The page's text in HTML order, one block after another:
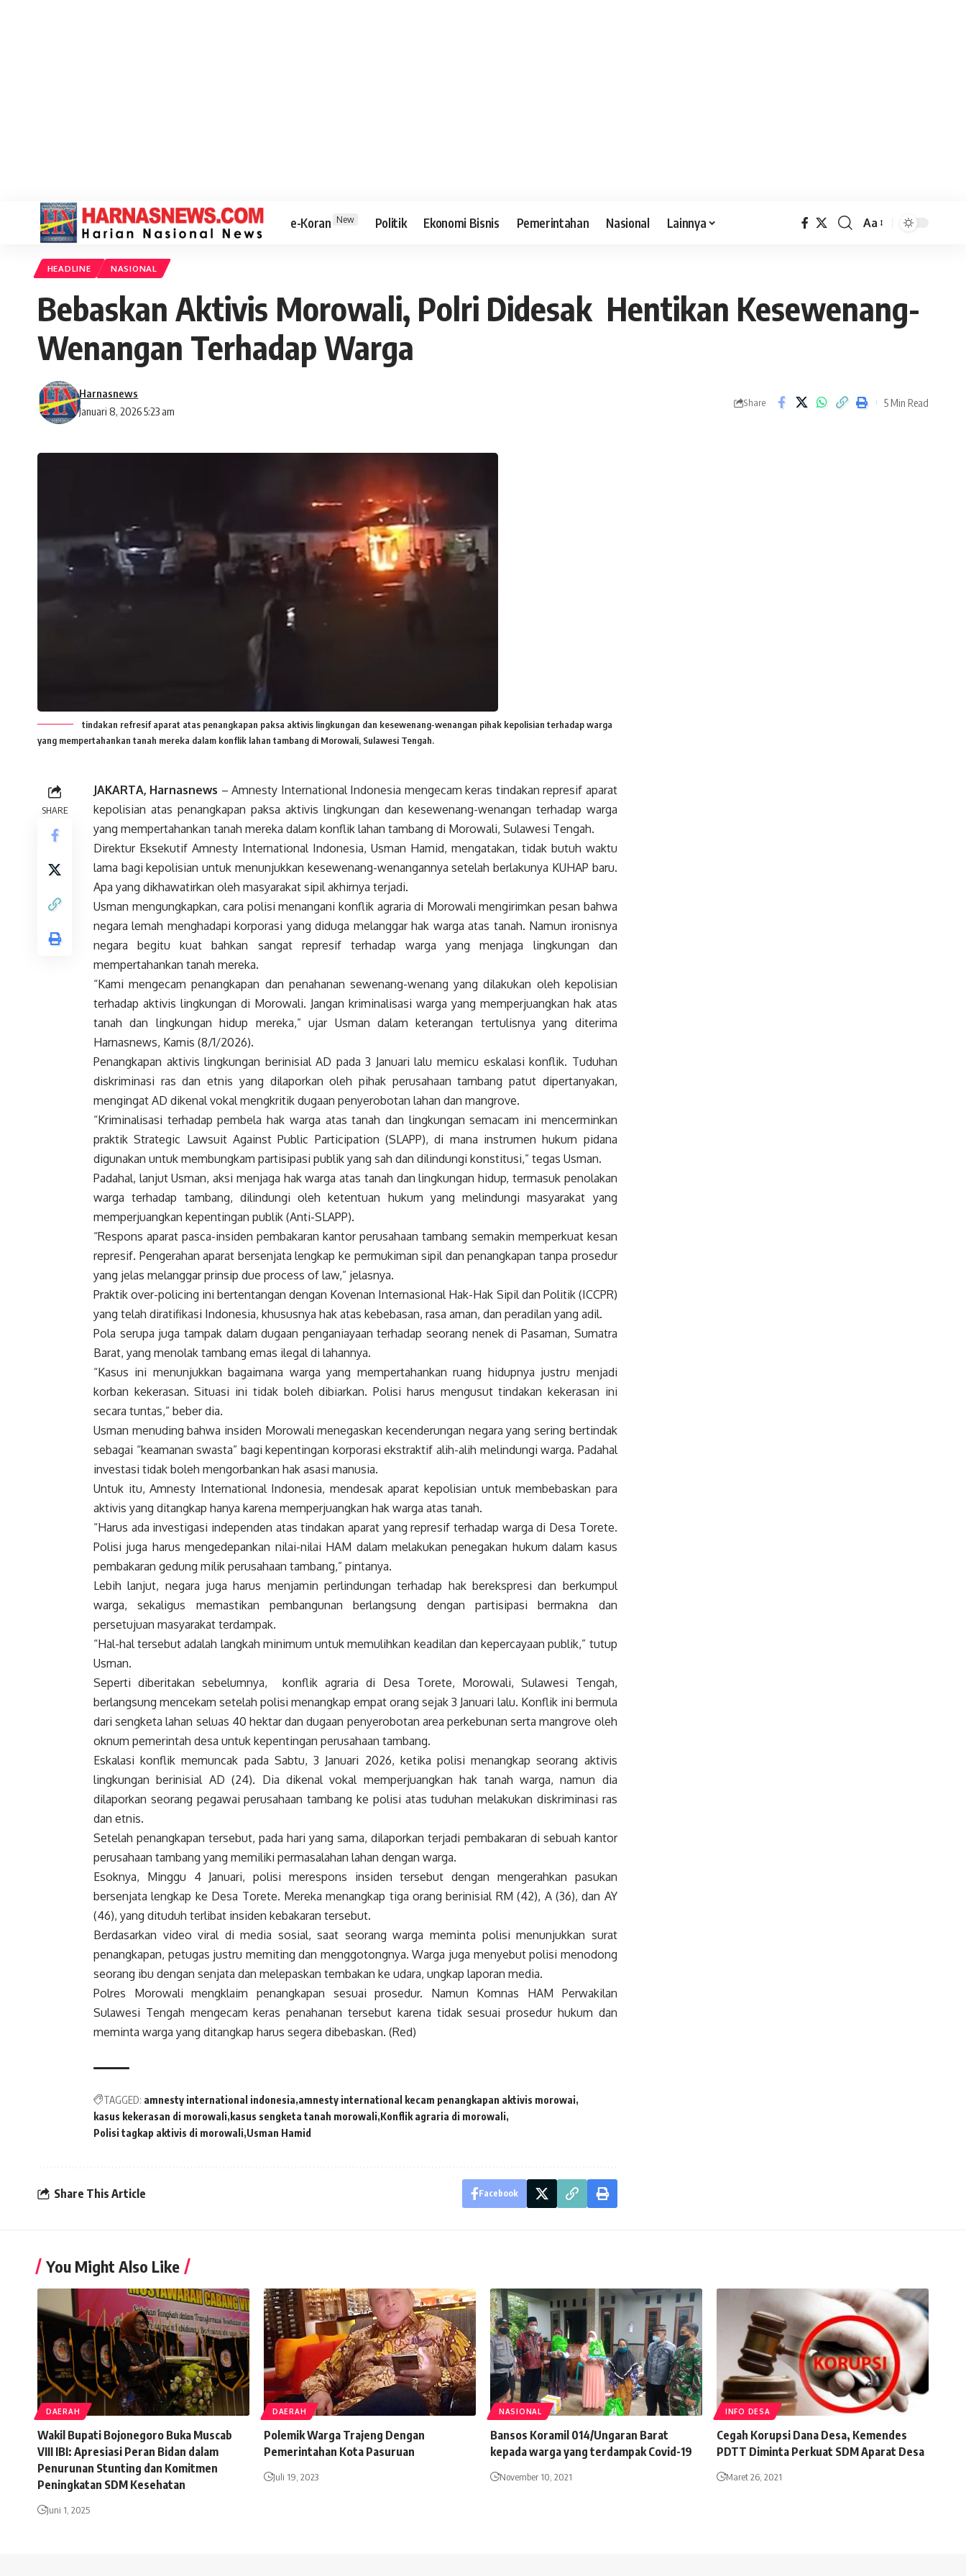
e-Koran New Politik Ekonomi Bisnis Pemerintahan Nasional Lainnya Aa
HEADLINE NASIONAL
Bebaskan Aktivis Morowali, Polri Didesak Hentikan Kesewenang-
Wenangan Terhadap Warga
Januari 8, 2026 5:23 am
Harnasnews
Share 5 Min Read
tindakan refresif aparat atas penangkapan paksa aktivis lingkungan dan kesewenang-wenangan pihak kepolisian terhadap warga
yang mempertahankan tanah mereka dalam konflik lahan tambang di Morowali, Sulawesi Tengah.
SHARE
JAKARTA, Harnasnews – Amnesty International Indonesia mengecam keras tindakan represif aparat
kepolisian atas penangkapan paksa aktivis lingkungan dan kesewenang-wenangan terhadap warga
yang mempertahankan tanah mereka dalam konflik lahan tambang di Morowali, Sulawesi Tengah.
Direktur Eksekutif Amnesty International Indonesia, Usman Hamid, mengatakan, tidak butuh waktu
lama bagi kepolisian untuk menunjukkan kesewenang-wenangannya setelah berlakunya KUHAP baru.
Apa yang dikhawatirkan oleh masyarakat sipil akhirnya terjadi.
Usman mengungkapkan, cara polisi menangani konflik agraria di Morowali mengirimkan pesan bahwa
negara lemah menghadapi korporasi yang diduga melanggar hak warga atas tanah. Namun ironisnya
negara begitu kuat bahkan sangat represif terhadap warga yang menjaga lingkungan dan
mempertahankan tanah mereka.
“Kami mengecam penangkapan dan penahanan sewenang-wenang yang dilakukan oleh kepolisian
terhadap aktivis lingkungan di Morowali. Jangan kriminalisasi warga yang memperjuangkan hak atas
tanah dan lingkungan hidup mereka,” ujar Usman dalam keterangan tertulisnya yang diterima
Harnasnews, Kamis (8/1/2026).
Penangkapan aktivis lingkungan berinisial AD pada 3 Januari lalu memicu eskalasi konflik. Tuduhan
diskriminasi ras dan etnis yang dilaporkan oleh pihak perusahaan tambang patut dipertanyakan,
mengingat AD dikenal vokal mengkritik dugaan penyerobotan lahan dan mangrove.
“Kriminalisasi terhadap pembela hak warga atas tanah dan lingkungan semacam ini mencerminkan
praktik Strategic Lawsuit Against Public Participation (SLAPP), di mana instrumen hukum pidana
digunakan untuk membungkam partisipasi publik yang sah dan dilindungi konstitusi,” tegas Usman.
Padahal, lanjut Usman, aksi menjaga hak warga atas tanah dan lingkungan hidup, termasuk penolakan
warga terhadap tambang, dilindungi oleh ketentuan hukum yang melindungi masyarakat yang
memperjuangkan kepentingan publik (Anti-SLAPP).
“Respons aparat pasca-insiden pembakaran kantor perusahaan tambang semakin memperkuat kesan
represif. Pengerahan aparat bersenjata lengkap ke permukiman sipil dan penangkapan tanpa prosedur
yang jelas melanggar prinsip due process of law,” jelasnya.
Praktik over-policing ini bertentangan dengan Kovenan Internasional Hak-Hak Sipil dan Politik (ICCPR)
yang telah diratifikasi Indonesia, khususnya hak atas kebebasan, rasa aman, dan peradilan yang adil.
Pola serupa juga tampak dalam dugaan penganiayaan terhadap seorang nenek di Pasaman, Sumatra
Barat, yang menolak tambang emas ilegal di lahannya.
“Kasus ini menunjukkan bagaimana warga yang mempertahankan ruang hidupnya justru menjadi
korban kekerasan. Situasi ini tidak boleh dibiarkan. Polisi harus mengusut tindakan kekerasan ini
secara tuntas,” beber dia.
Usman menuding bahwa insiden Morowali menegaskan kecenderungan negara yang sering bertindak
sebagai “keamanan swasta” bagi kepentingan korporasi ekstraktif alih-alih melindungi warga. Padahal
investasi tidak boleh mengorbankan hak asasi manusia.
Untuk itu, Amnesty International Indonesia, mendesak aparat kepolisian untuk membebaskan para
aktivis yang ditangkap hanya karena memperjuangkan hak warga atas tanah.
“Harus ada investigasi independen atas tindakan aparat yang represif terhadap warga di Desa Torete.
Polisi juga harus mengedepankan nilai-nilai HAM dalam melakukan penegakan hukum dalam kasus
pembakaran gedung milik perusahaan tambang,” pintanya.
Lebih lanjut, negara juga harus menjamin perlindungan terhadap hak berekspresi dan berkumpul
warga, sekaligus memastikan pembangunan berlangsung dengan partisipasi bermakna dan
persetujuan masyarakat terdampak.
“Hal-hal tersebut adalah langkah minimum untuk memulihkan keadilan dan kepercayaan publik,” tutup
Usman.
Seperti diberitakan sebelumnya, konflik agraria di Desa Torete, Morowali, Sulawesi Tengah,
berlangsung mencekam setelah polisi menangkap empat orang sejak 3 Januari lalu. Konflik ini bermula
dari sengketa lahan seluas 40 hektar dan dugaan penyerobotan area perkebunan serta mangrove oleh
oknum pemerintah desa untuk kepentingan perusahaan tambang.
Eskalasi konflik memuncak pada Sabtu, 3 Januari 2026, ketika polisi menangkap seorang aktivis
lingkungan berinisial AD (24). Dia dikenal vokal memperjuangkan hak tanah warga, namun dia
dilaporkan seorang pegawai perusahaan tambang ke polisi atas tuduhan melakukan diskriminasi ras
dan etnis.
Setelah penangkapan tersebut, pada hari yang sama, dilaporkan terjadi pembakaran di sebuah kantor
perusahaan tambang yang memiliki permasalahan lahan dengan warga.
Esoknya, Minggu 4 Januari, polisi merespons insiden tersebut dengan mengerahkan pasukan
bersenjata lengkap ke Desa Torete. Mereka menangkap tiga orang berinisial RM (42), A (36), dan AY
(46), yang dituduh terlibat insiden kebakaran tersebut.
Berdasarkan video viral di media sosial, saat seorang warga meminta polisi menunjukkan surat
penangkapan, petugas justru memiting dan menggotongnya. Warga juga menyebut polisi menodong
seorang ibu dengan senjata dan melepaskan tembakan ke udara, ungkap laporan media.
Polres Morowali mengklaim penangkapan sesuai prosedur. Namun Komnas HAM Perwakilan
Sulawesi Tengah mengecam keras penahanan tersebut karena tidak sesuai prosedur hukum dan
meminta warga yang ditangkap harus segera dibebaskan. (Red)
TAGGED: amnesty international indonesia amnesty international kecam penangkapan aktivis morowai
kasus kekerasan di morowali kasus sengketa tanah morowali Konflik agraria di morowali
Polisi tagkap aktivis di morowali Usman Hamid
Share This Article Facebook
You Might Also Like
DAERAH
Wakil Bupati Bojonegoro Buka Muscab
VIII IBI: Apresiasi Peran Bidan dalam
Penurunan Stunting dan Komitmen
Peningkatan SDM Kesehatan
Juni 1, 2025
DAERAH
Polemik Warga Trajeng Dengan
Pemerintahan Kota Pasuruan
Juli 19, 2023
NASIONAL
Bansos Koramil 014/Ungaran Barat
kepada warga yang terdampak Covid-19
November 10, 2021
INFO DESA
Cegah Korupsi Dana Desa, Kemendes
PDTT Diminta Perkuat SDM Aparat Desa
Maret 26, 2021